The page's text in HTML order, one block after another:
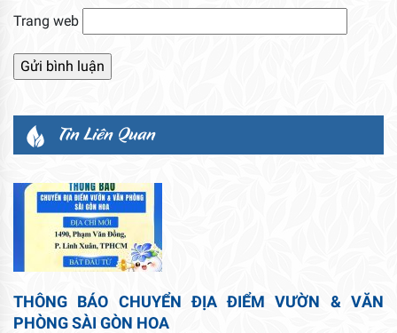
Trang web
Tin Liên Quan
THÔNG BÁO CHUYỂN ĐỊA ĐIỂM VƯỜN & VĂN
PHÒNG SÀI GÒN HOA